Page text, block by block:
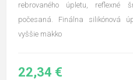
rebrovaného úpletu, reflexné
počesaná. Finálna silikónová
vyššie mäkko
22,34 €